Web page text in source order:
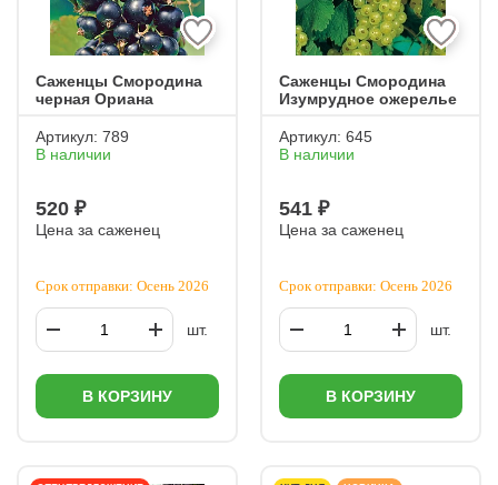
Саженцы Смородина
черная Ориана
Артикул: 789
В наличии
520 ₽
Цена за саженец
Срок отправки: Осень 2026
шт.
В КОРЗИНУ
Саженцы Смородина
Изумрудное ожерелье
Артикул: 645
В наличии
541 ₽
Цена за саженец
Срок отправки: Осень 2026
шт.
В КОРЗИНУ